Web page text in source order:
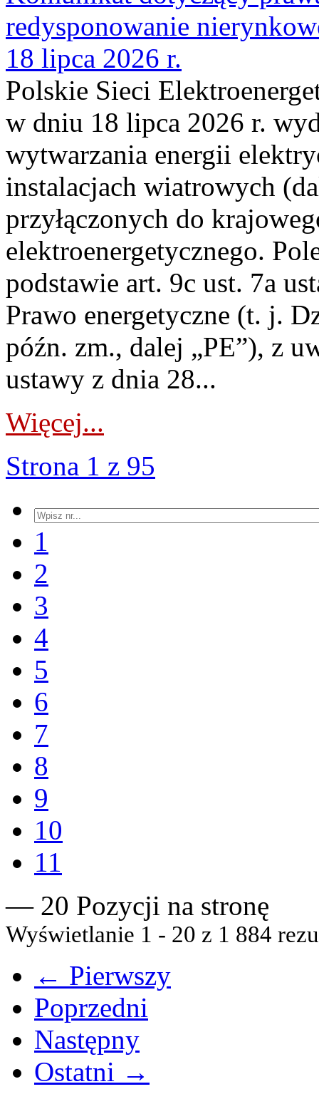
redysponowanie
18 lipca 2026 r.
Polskie Sieci
w dniu 18 lipca 2026 r.
wytwarzania energii
instalacjach wiatrowych
przyłączonych do
elektroenergetycznego.
podstawie art. 9c ust. 7a
Prawo energetyczne (t. j.
późn. zm., dalej „PE”), z
ustawy z dnia 28...
Więcej...
Strona 1 z 95
1
2
3
4
5
6
7
8
9
10
11
— 20 Pozycji na stronę
Wyświetlanie 1 - 20 z 1 884
← Pierwszy
Poprzedni
Następny
Ostatni →